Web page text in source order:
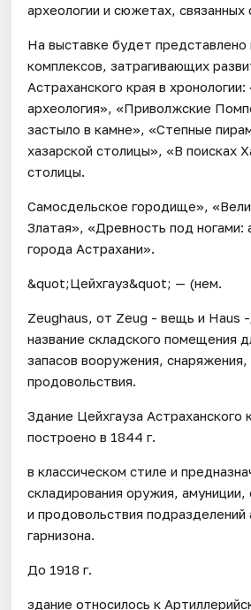
археологии и сюжетах, связанных
На выставке будет представлено
комплексов, затрагивающих
Астраханского края в
археология», «Приволжские
застыло в камне», «Степные
хазарской столицы», «В поисках
столицы.
Самосдельское городище»,
Златая», «Древность под ногами:
города Астрахани».
&quot;Цейхгауз&quot; — (нем.
Zeughaus, от Zeug - вещь и Haus
название складского помещения
запасов вооружения,
продовольствия.
Здание Цейхгауза Астраханского
построено в 1844 г.
в классическом стиле и
складирования оружия, амуниции,
и продовольствия подразделений
гарнизона.
До 1918 г.
здание относилось к